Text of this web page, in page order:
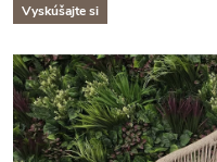
Vyskúšajte si